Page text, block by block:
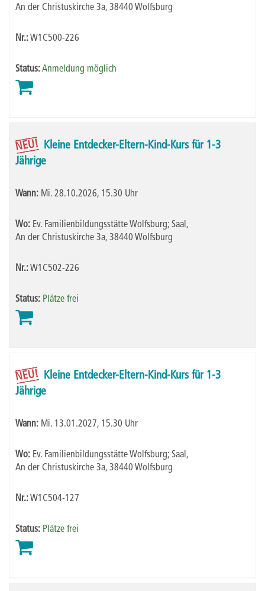
An der Christuskirche 3a, 38440 Wolfsburg
Nr.:W1C500-226
Status:Anmeldung möglich
NEU! Kleine Entdecker-Eltern-Kind-Kurs für 1-3
Jährige
Wann: Mi. 28.10.2026, 15.30 Uhr
Wo: Ev. Familienbildungsstätte Wolfsburg; Saal,
An der Christuskirche 3a, 38440 Wolfsburg
Nr.:W1C502-226
Status: Plätze frei
NEU! Kleine Entdecker-Eltern-Kind-Kurs für 1-3
Jährige
Wann: Mi. 13.01.2027, 15.30 Uhr
Wo: Ev. Familienbildungsstätte Wolfsburg; Saal,
An der Christuskirche 3a, 38440 Wolfsburg
Nr.:W1C504-127
Status: Plätze frei